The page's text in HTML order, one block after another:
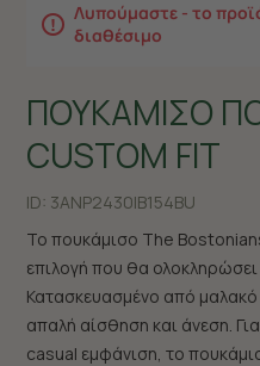
Λυπούμαστε - το
διαθέσιμο
ΠΟΥΚΑΜΙΣΟ
CUSTOM FIT
ID: 3ANP2430|B154BU
Το πουκάμισο The
επιλογή που θα
Κατασκευασμένο από
απαλή αίσθηση και άνεση.
casual εμφάνιση, το